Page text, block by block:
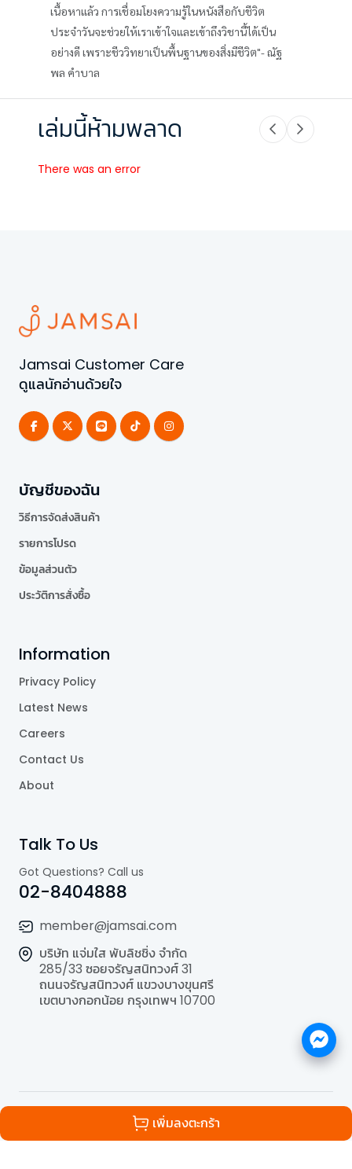
เพิ่มลงตะกร้า
เนื้อหาแล้ว การเชื่อมโยงความรู้ในหนังสือกับชีวิต
ประจำวันจะช่วยให้เราเข้าใจและเข้าถึงวิชานี้ได้เป็น
อย่างดี เพราะชีววิทยาเป็นพื้นฐานของสิ่งมีชีวิต"- ณัฐ
พล คำบาล
เล่มนี้ห้ามพลาด
There was an error
Jamsai Customer Care
ดูแลนักอ่านด้วยใจ
บัญชีของฉัน
วิธีการจัดส่งสินค้า
รายการโปรด
ข้อมูลส่วนตัว
ประวัติการสั่งซื้อ
Information
Privacy Policy
Latest News
Careers
Contact Us
About
Talk To Us
Got Questions? Call us
02-8404888
member@jamsai.com
บริษัท แจ่มใส พับลิชชิ่ง จำกัด
285/33 ซอยจรัญสนิทวงศ์ 31
ถนนจรัญสนิทวงศ์ แขวงบางขุนศรี
เขตบางกอกน้อย กรุงเทพฯ 10700
All Rights Reserved | Powered by
Publishing Co.,Ltd..